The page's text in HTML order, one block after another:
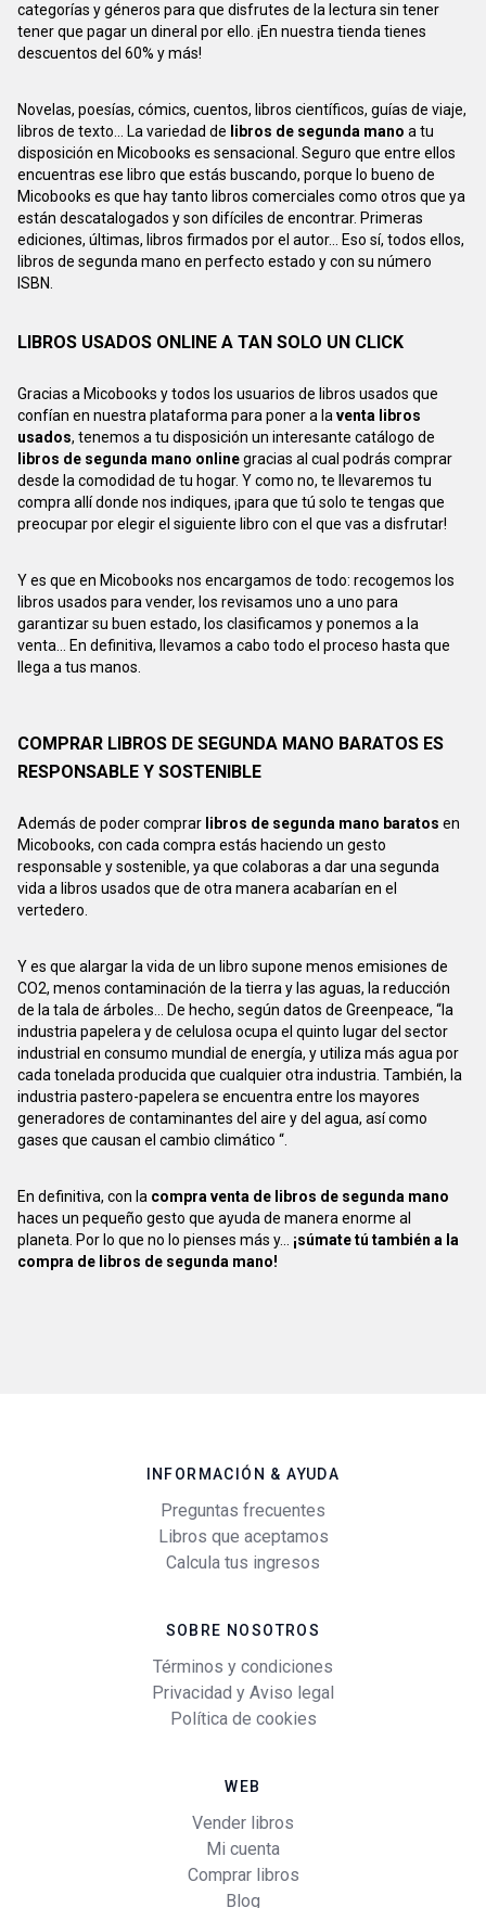
categorías y géneros para que disfrutes de la lectura sin tener
tener que pagar un dineral por ello. ¡En nuestra tienda tienes
descuentos del 60% y más!
Novelas, poesías, cómics, cuentos, libros científicos, guías de viaje,
libros de texto... La variedad de libros de segunda mano a tu
disposición en Micobooks es sensacional. Seguro que entre ellos
encuentras ese libro que estás buscando, porque lo bueno de
Micobooks es que hay tanto libros comerciales como otros que ya
están descatalogados y son difíciles de encontrar. Primeras
ediciones, últimas, libros firmados por el autor... Eso sí, todos ellos,
libros de segunda mano en perfecto estado y con su número
ISBN.
LIBROS USADOS ONLINE A TAN SOLO UN CLICK
Gracias a Micobooks y todos los usuarios de libros usados que
confían en nuestra plataforma para poner a laventa libros
usados, tenemos a tu disposición un interesante catálogo de
libros de segunda mano onlinegracias al cual podrás comprar
desde la comodidad de tu hogar. Y como no, te llevaremos tu
compra allí donde nos indiques, ¡para que tú solo te tengas que
preocupar por elegir el siguiente libro con el que vas a disfrutar!
Y es que en Micobooks nos encargamos de todo: recogemos los
libros usados para vender, los revisamos uno a uno para
garantizar su buen estado, los clasificamos y ponemos a la
venta... En definitiva, llevamos a cabo todo el proceso hasta que
llega a tus manos.
COMPRAR LIBROS DE SEGUNDA MANO BARATOS ES
RESPONSABLE Y SOSTENIBLE
Además de poder comprar libros de segunda mano baratos en
Micobooks, con cada compra estás haciendo un gesto
responsable y sostenible, ya que colaboras a dar una segunda
vida a libros usados que de otra manera acabarían en el
vertedero.
Y es que alargar la vida de un libro supone menos emisiones de
CO2, menos contaminación de la tierra y las aguas, la reducción
de la tala de árboles... De hecho, según datos de Greenpeace, “la
industria papelera y de celulosa ocupa el quinto lugar del sector
industrial en consumo mundial de energía, y utiliza más agua por
cada tonelada producida que cualquier otra industria. También, la
industria pastero-papelera se encuentra entre los mayores
generadores de contaminantes del aire y del agua, así como
gases que causan el cambio climático “.
En definitiva, con la compra venta de libros de segunda mano
haces un pequeño gesto que ayuda de manera enorme al
planeta. Por lo que no lo pienses más y... ¡súmate tú también a la
compra de libros de segunda mano!
INFORMACIÓN & AYUDA
Preguntas frecuentes
Libros que aceptamos
Calcula tus ingresos
SOBRE NOSOTROS
Términos y condiciones
Privacidad y Aviso legal
Política de cookies
WEB
Vender libros
Mi cuenta
Comprar libros
Blog